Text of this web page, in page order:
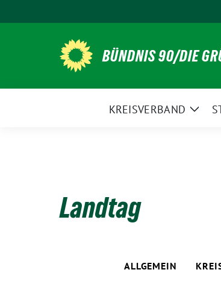
zum
BÜNDNIS 90/DIE
KREISVERBAND
Zeige
Landtag
ALLGEMEIN